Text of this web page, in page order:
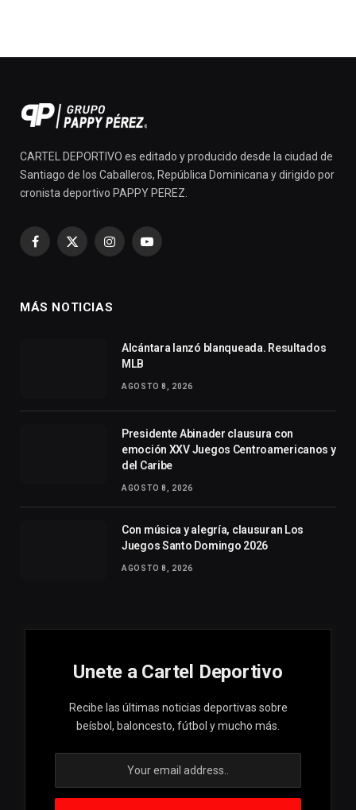
CARTEL DEPORTIVO es editado y producido desde la ciudad de
Santiago de los Caballeros, República Dominicana y dirigido por
cronista deportivo PAPPY PEREZ.
Facebook
X
InstagramYouTube
MÁS NOTICIAS
Alcántara lanzó blanqueada. Resultados
MLB
AGOSTO 8, 2026
Presidente Abinader clausura con
emoción XXV Juegos Centroamericanos y
del Caribe
AGOSTO 8, 2026
Con música y alegría, clausuran Los
Juegos Santo Domingo 2026
AGOSTO 8, 2026
Unete a Cartel Deportivo
Recibe las últimas noticias deportivas sobre
beísbol, baloncesto, fútbol y mucho más.